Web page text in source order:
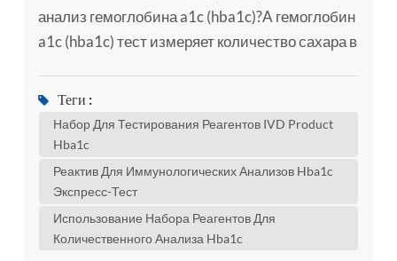
анализ гемоглобина a1c (hba1c)?A гемоглобин
a1c (hba1c) тест измеряет количество сахара в
гемоглобин – это часть ваших эритроцитов,
которая переносит кислород из легких в
остальные части тела. тест hba1c показывает
среднее количество присоединенной глюкозы
до гемоглобина за последние три месяца.
это's среднее знач...
Теги :
Набор Для Тестирования Реагентов IVD Product
Hba1c
Реактив Для Иммунологических Анализов Hba1c
Экспресс-Тест
Использование Набора Реагентов Для
Количественного Анализа Hba1c